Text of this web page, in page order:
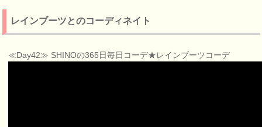
レインブーツとのコーディネイト
≪Day42≫ SHINOの365日毎日コーデ★レインブーツコーデ